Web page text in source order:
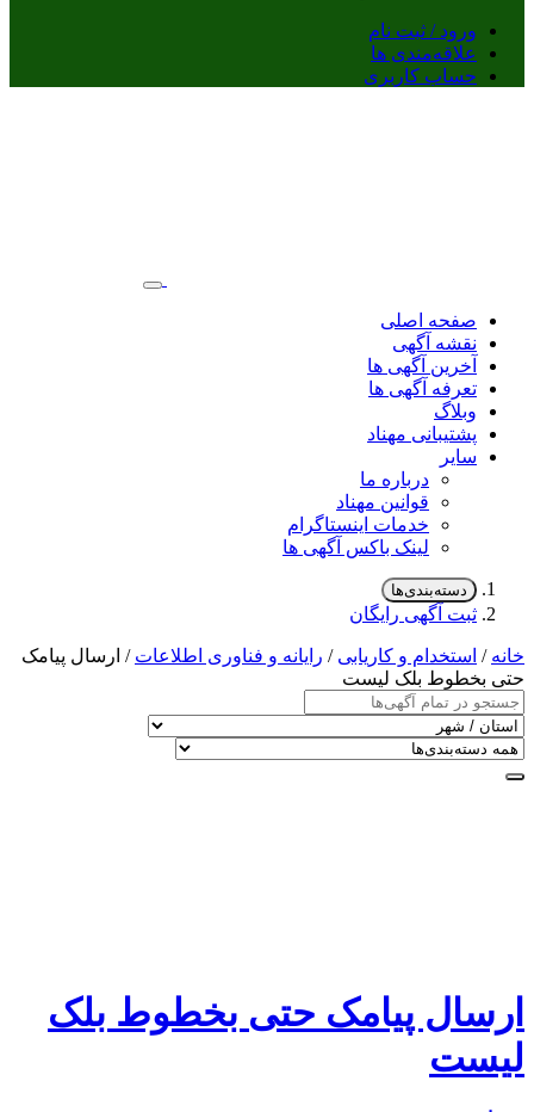
ورود / ثبت نام
علاقه‌مندی ها
حساب کاربری
صفحه اصلی
نقشه آگهی
آخرین آگهی ها
تعرفه آگهی ها
وبلاگ
پشتیبانی مهناد
سایر
درباره ما
قوانین مهناد
خدمات اینستاگرام
لینک باکس آگهی ها
دسته‌بندی‌ها
ثبت آگهی رایگان
خانه/ استخدام و کاریابی / رایانه و فناوری اطلاعات/ ارسال پیامک
حتی بخطوط بلک لیست
ارسال پیامک حتی بخطوط بلک
لیست